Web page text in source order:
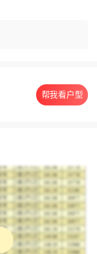
帮我看户型